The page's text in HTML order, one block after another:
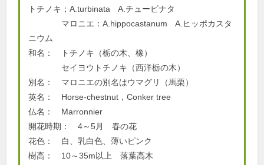
トチノキ；A.turbinata A.チュービナタ
マロニエ：A.hippocastanum A.ヒッポカスタ
ニウム
和名： トチノキ（栃の木、橡）
セイヨウトチノキ（西洋栃の木）
別名： マロニエの別名はウマグリ（馬栗）
英名： Horse-chestnut，Conker tree
仏名： Marronnier
開花時期： 4～5月 春の花
花色： 白、乳白色、薄いピンク
樹高： 10～35m以上 落葉高木